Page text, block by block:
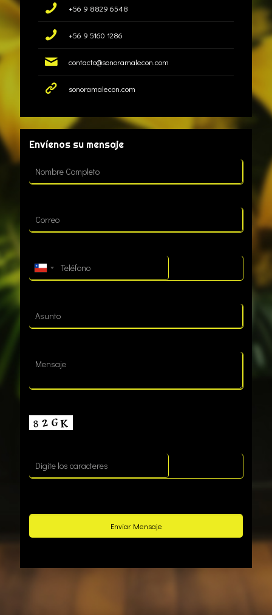
+56 9 8829 6548
+56 9 5160 1286
contacto@sonoramalecon.com
sonoramalecon.com
Envíenos su mensaje